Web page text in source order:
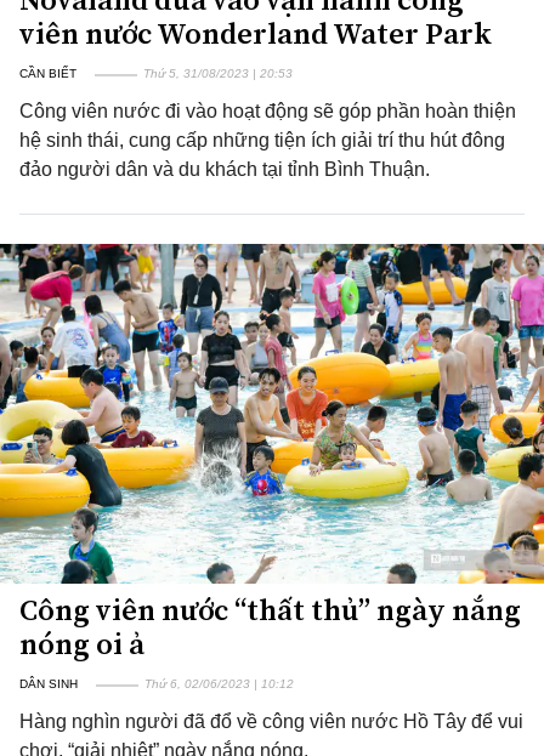
viên nước Wonderland Water Park
CẦN BIẾT Thứ 5, 31/08/2023 | 20:53
Công viên nước đi vào hoạt động sẽ góp phần hoàn thiện
hệ sinh thái, cung cấp những tiện ích giải trí thu hút đông
đảo người dân và du khách tại tỉnh Bình Thuận.
Công viên nước “thất thủ” ngày nắng
nóng oi ả
DÂN SINH Thứ 6, 02/06/2023 | 10:12
Hàng nghìn người đã đổ về công viên nước Hồ Tây để vui
chơi, “giải nhiệt” ngày nắng nóng.